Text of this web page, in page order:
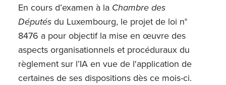
En cours d’examen à la Chambre des
Députésdu Luxembourg, le projet de loi n°
8476 a pour objectif la mise en œuvre des
aspects organisationnels et procéduraux du
règlement sur l’IA en vue de l'application de
certaines de ses dispositions dès ce mois-ci.